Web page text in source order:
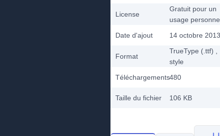
License
Gratuit pour un
usage
Date d'ajout
14 octobre 2013
Format
TrueType (.ttf)
style
Téléchargements480
Taille du fichier 106 KB